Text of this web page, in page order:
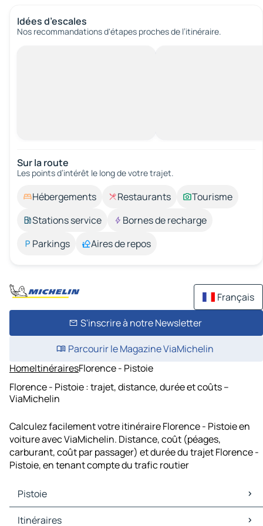
Idées d’escales
Nos recommandations d'étapes proches de l’itinéraire.
Sur la route
Les points d’intérêt le long de votre trajet.
Hébergements Restaurants
Tourisme
Stations service
Bornes de recharge
Parkings
Aires de repos
Français
S'inscrire à notre Newsletter
Parcourir le Magazine ViaMichelin
HomeItinérairesFlorence - Pistoie
Florence - Pistoie : trajet, distance, durée et coûts –
ViaMichelin
Calculez facilement votre itinéraire Florence - Pistoie en
voiture avec ViaMichelin. Distance, coût (péages,
carburant, coût par passager) et durée du trajet Florence -
Pistoie, en tenant compte du trafic routier
Pistoie
Pistoie Cartes et plans
Itinéraires